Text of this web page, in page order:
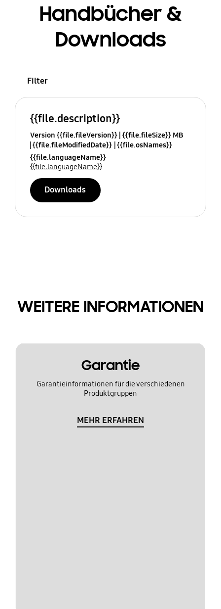
Handbücher &
Downloads
Filter
{{file.description}}
Version {{file.fileVersion}} {{file.fileSize}} MB
{{file.fileModifiedDate}} {{file.osNames}}
{{file.languageName}}
{{file.languageName}}
Downloads
WEITERE INFORMATIONEN
Garantie
Garantieinformationen für die verschiedenen
Produktgruppen
MEHR ERFAHREN